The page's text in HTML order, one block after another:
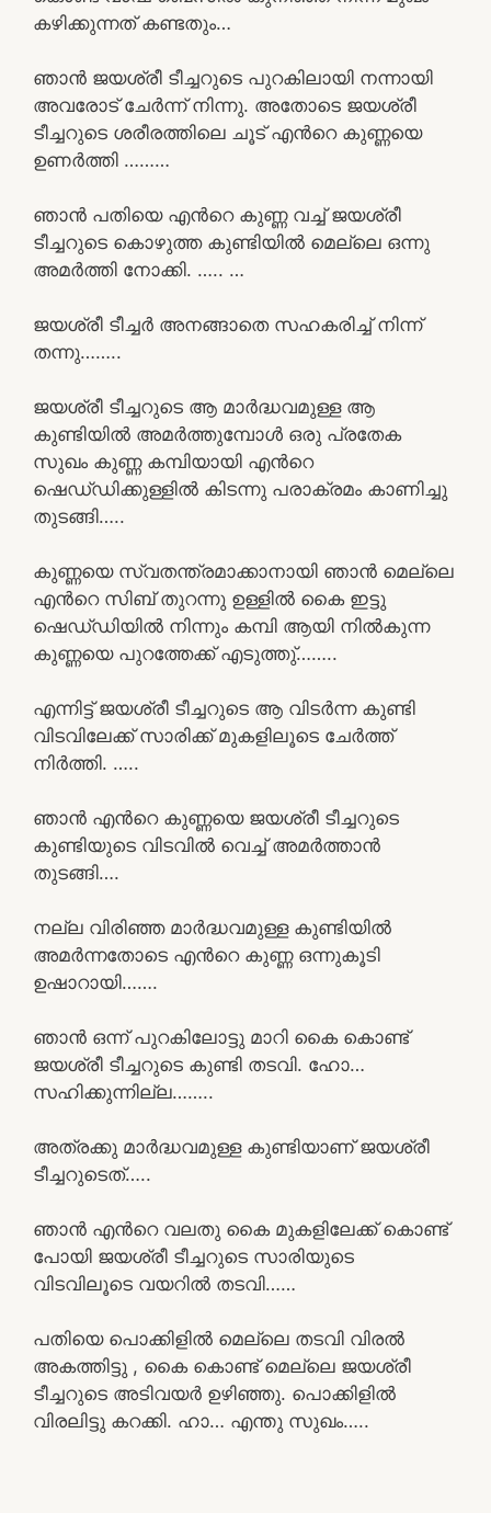
കഴിക്കുന്നത് കണ്ടതും…
ഞാൻ ജയശ്രീ ടീച്ചറുടെ പുറകിലായി നന്നായി
അവരോട് ചേർന്ന് നിന്നു. അതോടെ ജയശ്രീ
ടീച്ചറുടെ ശരീരത്തിലെ ചൂട് എൻറെ കുണ്ണയെ
ഉണർത്തി ………
ഞാൻ പതിയെ എൻറെ കുണ്ണ വച്ച് ജയശ്രീ
ടീച്ചറുടെ കൊഴുത്ത കുണ്ടിയിൽ മെല്ലെ ഒന്നു
അമർത്തി നോക്കി. ….. …
ജയശ്രീ ടീച്ചർ അനങ്ങാതെ സഹകരിച്ച് നിന്ന്
തന്നു……..
ജയശ്രീ ടീച്ചറുടെ ആ മാർദ്ധവമുള്ള ആ
കുണ്ടിയിൽ അമർത്തുമ്പോൾ ഒരു പ്രതേക
സുഖം കുണ്ണ കമ്പിയായി എൻറെ
ഷെഡ്‌ഡിക്കുള്ളിൽ കിടന്നു പരാക്രമം കാണിച്ചു
തുടങ്ങി…..
കുണ്ണയെ സ്വതന്ത്രമാക്കാനായി ഞാൻ മെല്ലെ
എൻറെ സിബ് തുറന്നു ഉള്ളിൽ കൈ ഇട്ടു
ഷെഡ്‌ഡിയിൽ നിന്നും കമ്പി ആയി നിൽകുന്ന
കുണ്ണയെ പുറത്തേക്ക് എടുത്തു്……..
എന്നിട്ട് ജയശ്രീ ടീച്ചറുടെ ആ വിടർന്ന കുണ്ടി
വിടവിലേക്ക് സാരിക്ക് മുകളിലൂടെ ചേർത്ത്
നിർത്തി. …..
ഞാൻ എൻറെ കുണ്ണയെ ജയശ്രീ ടീച്ചറുടെ
കുണ്ടിയുടെ വിടവിൽ വെച്ച് അമർത്താൻ
തുടങ്ങി….
നല്ല വിരിഞ്ഞ മാർദ്ധവമുള്ള കുണ്ടിയിൽ
അമർന്നതോടെ എൻറെ കുണ്ണ ഒന്നുകൂടി
ഉഷാറായി…….
ഞാൻ ഒന്ന് പുറകിലോട്ടു മാറി കൈ കൊണ്ട്
ജയശ്രീ ടീച്ചറുടെ കുണ്ടി തടവി. ഹോ…
സഹിക്കുന്നില്ല……..
അത്രക്കു മാർദ്ധവമുള്ള കുണ്ടിയാണ് ജയശ്രീ
ടീച്ചറുടെത്…..
ഞാൻ എൻറെ വലതു കൈ മുകളിലേക്ക് കൊണ്ട്
പോയി ജയശ്രീ ടീച്ചറുടെ സാരിയുടെ
വിടവിലൂടെ വയറിൽ തടവി……
പതിയെ പൊക്കിളിൽ മെല്ലെ തടവി വിരൽ
അകത്തിട്ടു , കൈ കൊണ്ട് മെല്ലെ ജയശ്രീ
ടീച്ചറുടെ അടിവയർ ഉഴിഞ്ഞു. പൊക്കിളിൽ
വിരലിട്ടു കറക്കി. ഹാ… എന്തു സുഖം…..